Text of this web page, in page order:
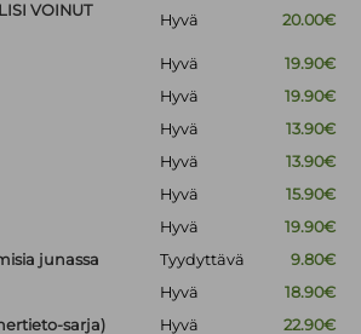
VOINUT
Hyvä 20.00€
Hyvä
19.90€
Hyvä
19.90€
Hyvä
13.90€
Hyvä
13.90€
Hyvä
15.90€
Hyvä
19.90€
junassa
Tyydyttävä
9.80€
Hyvä
18.90€
sarja)
Hyvä 22.90€